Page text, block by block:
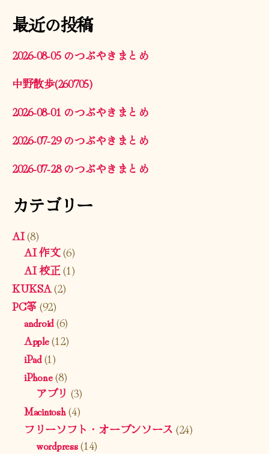
最近の投稿
2026-08-05 のつぶやきまとめ
中野散歩(260705)
2026-08-01 のつぶやきまとめ
2026-07-29 のつぶやきまとめ
2026-07-28 のつぶやきまとめ
カテゴリー
AI(8)
AI 作文(6)
AI 校正(1)
KUKSA(2)
PC等(92)
android(6)
Apple(12)
iPad(1)
iPhone(8)
アプリ (3)
Macintosh(4)
フリーソフト・オープンソース (24)
wordpress(14)